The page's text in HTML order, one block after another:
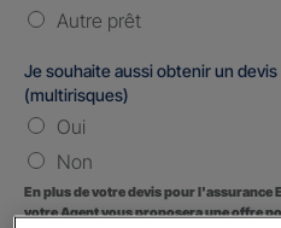
Autre prêt
Je souhaite aussi obtenir un
(multirisques)
Oui
Non
En plus de votre devis pour l'assurance
votre Agent vous proposera une offre